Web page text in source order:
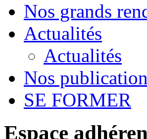
Nos grands
Actualités
Actualités
Nos
SE FORMER
Espace